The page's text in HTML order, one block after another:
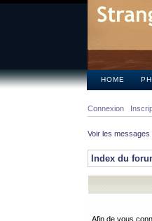
HOME
Connexion
Voir les
Index du
Afin de vous